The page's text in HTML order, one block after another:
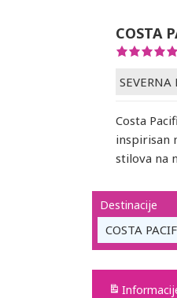
COSTA
SEVERNA
Costa
inspirisan
stilova na
Destinacije
COSTA